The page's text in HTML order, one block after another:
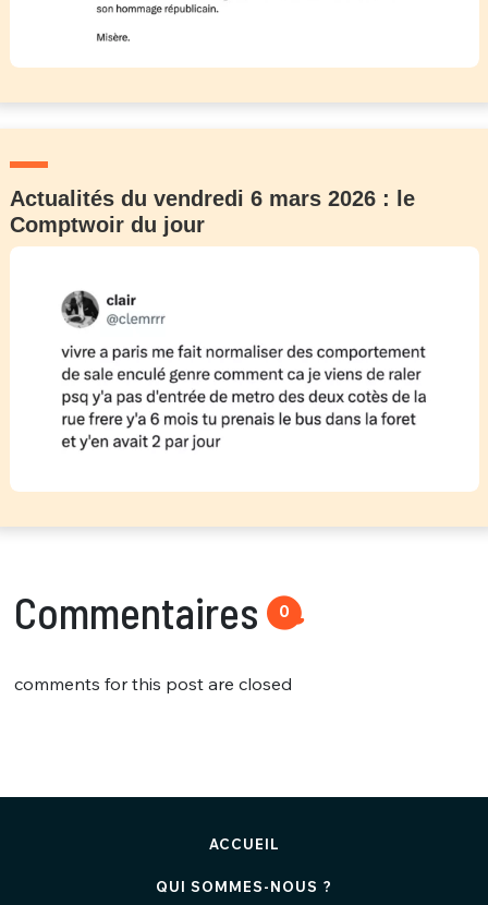
Actualités du vendredi 6 mars 2026 : le
Comptwoir du jour
Commentaires 0
comments for this post are closed
ACCUEIL
QUI SOMMES-NOUS ?